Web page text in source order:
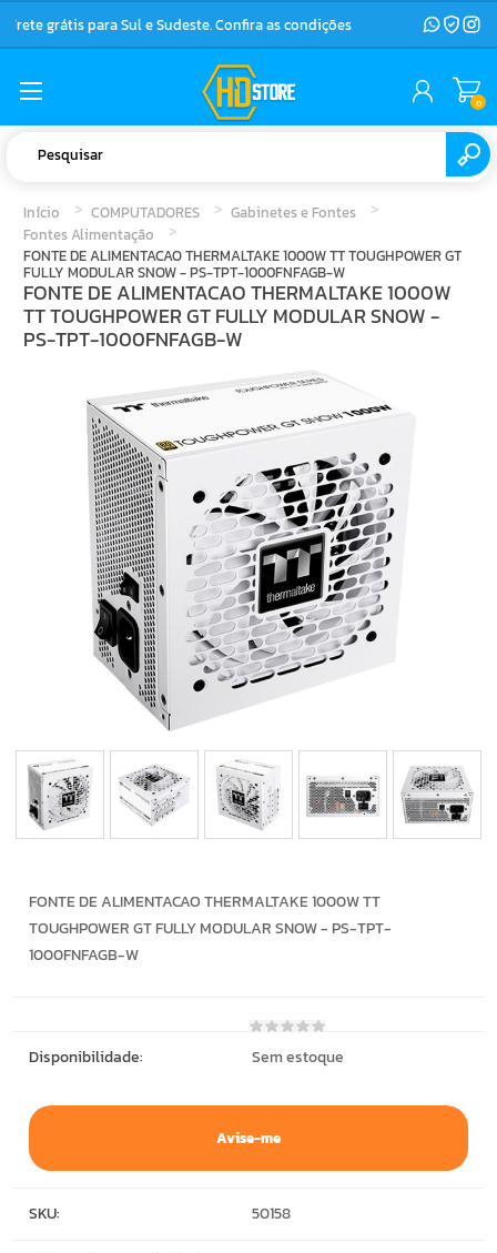
Frete grátis para Sul e Sudeste. Confira as condições
0
Início COMPUTADORES
Gabinetes e Fontes
Fontes Alimentação
FONTE DE ALIMENTACAO THERMALTAKE 1000W TT TOUGHPOWER GT
FULLY MODULAR SNOW - PS-TPT-1000FNFAGB-W
FONTE DE ALIMENTACAO THERMALTAKE 1000W
TT TOUGHPOWER GT FULLY MODULAR SNOW -
PS-TPT-1000FNFAGB-W
FONTE DE ALIMENTACAO THERMALTAKE 1000W TT
TOUGHPOWER GT FULLY MODULAR SNOW - PS-TPT-
1000FNFAGB-W
Disponibilidade: Sem estoque
Avise-me
SKU: 50158